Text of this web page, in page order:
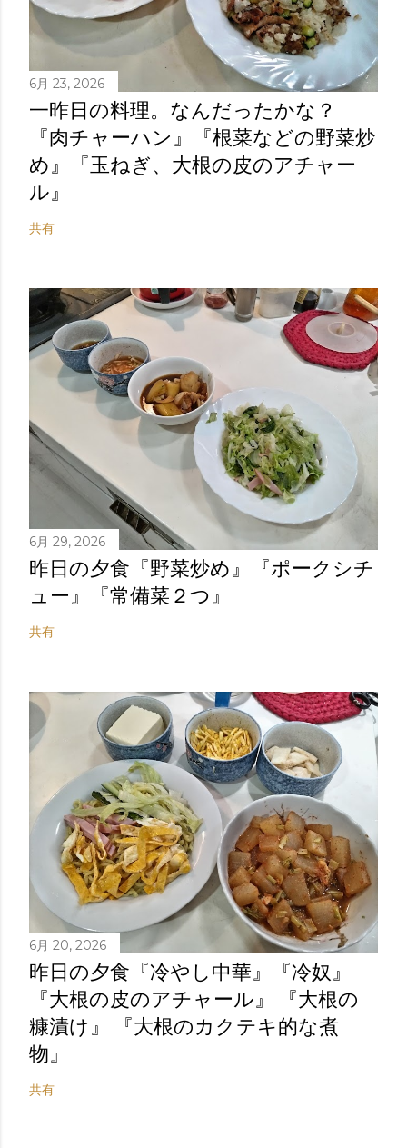
6月 23, 2026
一昨日の料理。なんだったかな？
『肉チャーハン』『根菜などの野菜炒
め』『玉ねぎ、大根の皮のアチャー
ル』
共有
6月 29, 2026
昨日の夕食『野菜炒め』『ポークシチ
ュー』『常備菜２つ』
共有
6月 20, 2026
昨日の夕食『冷やし中華』『冷奴』
『大根の皮のアチャール』 『大根の
糠漬け』 『大根のカクテキ的な煮
物』
共有